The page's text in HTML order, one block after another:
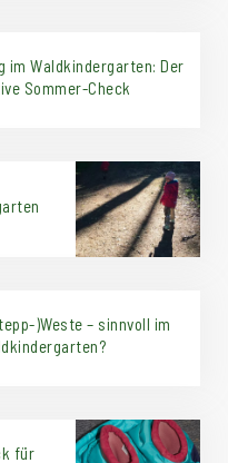
im Waldkindergarten: Der
Sommer-Check
)Weste – sinnvoll im
für